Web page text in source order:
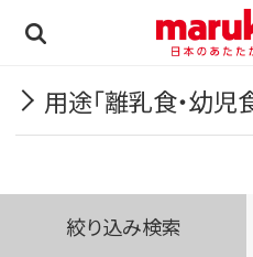
用途「離乳食・幼児
絞り込み検索